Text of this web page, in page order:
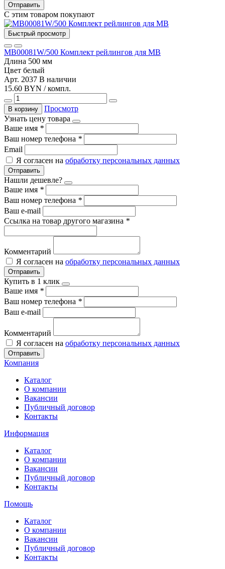
Отправить
С этим товаром покупают
Быстрый просмотр
MB00081W/500 Комплект рейлингов для MB
Длина 500 мм
Цвет белый
Арт. 2037 В наличии
15.60 BYN / компл.
В корзину
Просмотр
Узнать цену товара
Ваше имя *
Ваш номер телефона *
Email
Я согласен на обработку персональных данных
Отправить
Нашли дешевле?
Ваше имя *
Ваш номер телефона *
Ваш e-mail
Ссылка на товар другого магазина *
Комментарий
Я согласен на обработку персональных данных
Отправить
Купить в 1 клик
Ваше имя *
Ваш номер телефона *
Ваш e-mail
Комментарий
Я согласен на обработку персональных данных
Отправить
Компания
Каталог
О компании
Вакансии
Публичный договор
Контакты
Информация
Каталог
О компании
Вакансии
Публичный договор
Контакты
Помощь
Каталог
О компании
Вакансии
Публичный договор
Контакты